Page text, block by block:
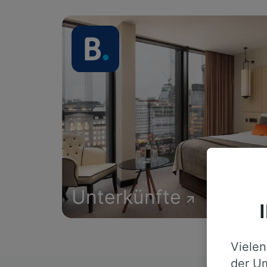
Unterkünfte
der